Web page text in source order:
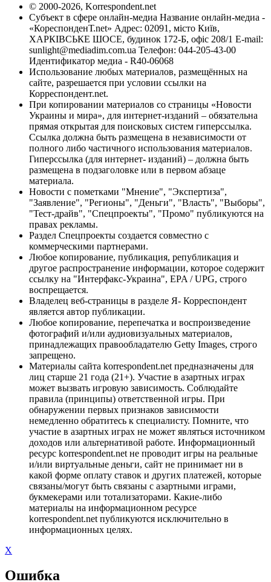
© 2000-2026, Korrespondent.net
Субъект в сфере онлайн-медиа Название онлайн-медиа -
«КореспонденТ.net» Адрес: 02091, місто Київ,
ХАРКІВСЬКЕ ШОСЕ, будинок 172-Б, офіс 208/1 E-mail:
sunlight@mediadim.com.ua Телефон: 044-205-43-00
Идентификатор медиа - R40-06068
Использование любых материалов, размещённых на
сайте, разрешается при условии ссылки на
Корреспондент.net.
При копировании материалов со страницы «Новости
Украины и мира», для интернет-изданий – обязательна
прямая открытая для поисковых систем гиперссылка.
Ссылка должна быть размещена в независимости от
полного либо частичного использования материалов.
Гиперссылка (для интернет- изданий) – должна быть
размещена в подзаголовке или в первом абзаце
материала.
Новости с пометками "Мнение", "Экспертиза",
"Заявление", "Регионы", "Деньги", "Власть", "Выборы",
"Тест-драйв", "Спецпроекты", "Промо" публикуются на
правах рекламы.
Раздел Спецпроекты создается совместно с
коммерческими партнерами.
Любое копирование, публикация, републикация и
другое распространение информации, которое содержит
ссылку на "Интерфакс-Украина", EPA / UPG, строго
воспрещается.
Владелец веб-страницы в разделе Я- Корреспондент
является автор публикации.
Любое копирование, перепечатка и воспроизведение
фотографий и/или аудиовизуальных материалов,
принадлежащих правообладателю Getty Images, строго
запрещено.
Материалы сайта korrespondent.net предназначены для
лиц старше 21 года (21+). Участие в азартных играх
может вызвать игровую зависимость. Соблюдайте
правила (принципы) ответственной игры. При
обнаружении первых признаков зависимости
немедленно обратитесь к специалисту. Помните, что
участие в азартных играх не может являться источником
доходов или альтернативой работе. Информационный
ресурс korrespondent.net не проводит игры на реальные
и/или виртуальные деньги, сайт не принимает ни в
какой форме оплату ставок и других платежей, которые
связаны/могут быть связаны с азартными играми,
букмекерами или тотализаторами. Какие-либо
материалы на информационном ресурсе
korrespondent.net публикуются исключительно в
информационных целях.
X
Ошибка